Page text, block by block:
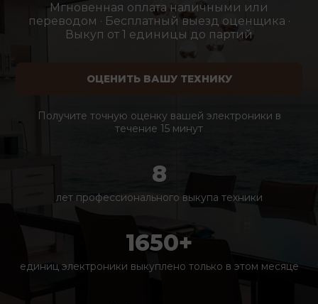
Мгновенная оплата наличными или
переводом · Бесплатный выезд оценщика ·
Выкуп от 1 единицы до партий
ОЦЕНИТЬ ВАШУ ТЕХНИКУ
Получите точную оценку вашей электроники в
течение 15 минут
8
лет профессионального выкупа техники
1650+
единиц электроники выкуплено только в этом месяце